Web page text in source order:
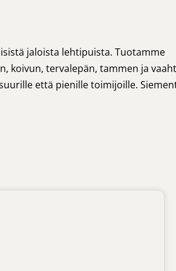
jaloista lehtipuista. Tuotamme
koivun, tervalepän, tammen ja
että pienille toimijoille.